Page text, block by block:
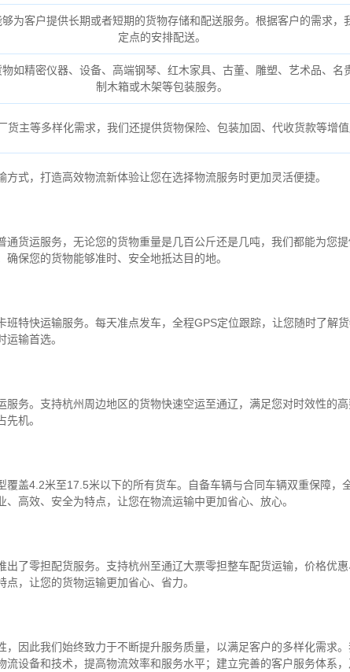
为客户提供长期或者短期的货物存储和配送服务。根据客户的需求，
定点的安排配送。
如精密仪器、设备、高端钢琴、红木家具、古董、雕塑、艺术品、名
制木箱或木架等包装服务。
货主等多样化需求，我们还提供货物保险、包装加固、代收货款等增值
式，打造高效物流新体验让您在选择物流服务时更加灵活便捷。
货运服务，无论您的货物重量是几百公斤还是几吨，我们都能为您提
保您的货物能够准时、安全地抵达目的地。
班特快运输服务。每天准点发车，全程GPS定位跟踪，让您随时了解
输首选。
务。支持杭州周边地区的货物快速空运至通辽，满足您对时效性的
机。
覆盖4.2米至17.5米以下的所有货车。自备车辆与合同车辆双重保障，
高效、安全为特点，让您在物流运输中更加省心、放心。
了零担配货服务。支持杭州至通辽大票零担整车配货运输，价格优惠
，让您的货物运输更加省心、省力。
因此我们始终致力于不断提升服务质量，以满足客户的多样化需求
流设备和技术，提高物流效率和服务水平；建立完善的客户服务体系